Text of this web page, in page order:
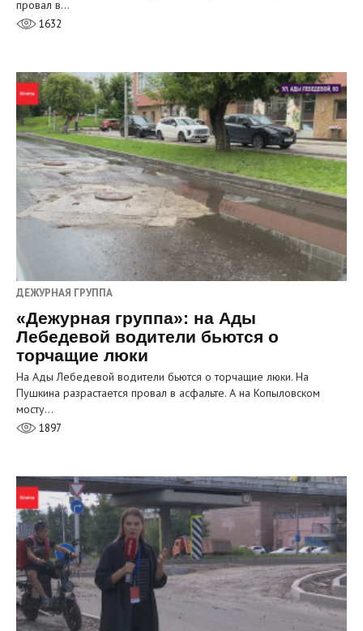
провал в…
1632
ДЕЖУРНАЯ ГРУППА
«Дежурная группа»: на Ады
Лебедевой водители бьются о
торчащие люки
На Ады Лебедевой водители бьются о торчащие люки. На
Пушкина разрастается провал в асфальте. А на Копыловском
мосту…
1897